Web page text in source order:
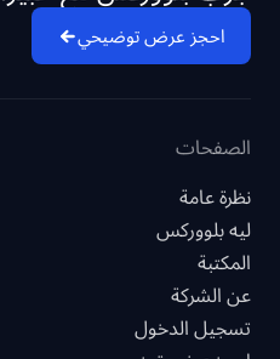
احجز عرض توضيحي
الصفحات
نظرة عامة
ليه بلووركس
المكتبة
عن الشركة
تسجيل الدخول